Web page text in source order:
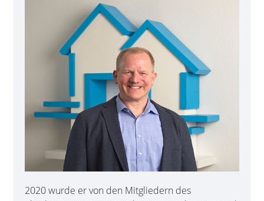
2020 wurde er von den Mitgliedern des